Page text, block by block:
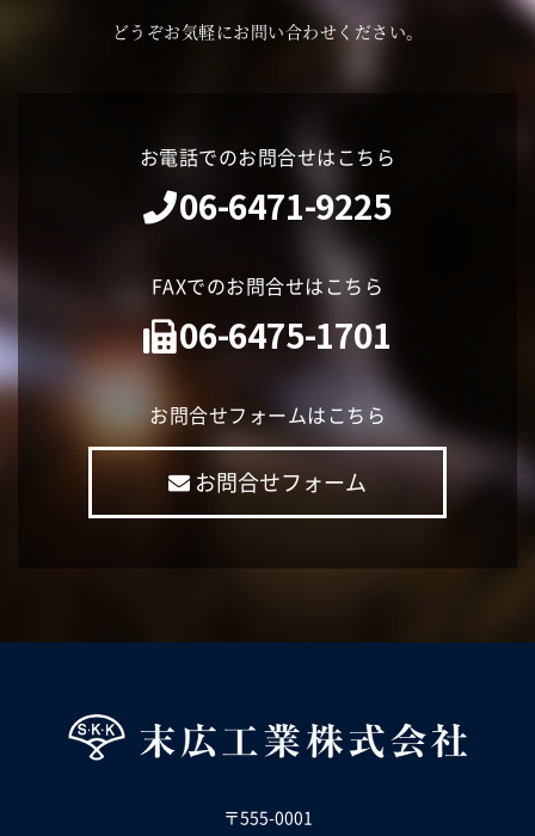
どうぞお気軽にお問い合わせください。
お電話でのお問合せはこちら
06-6471-9225
FAXでのお問合せはこちら
06-6475-1701
お問合せフォームはこちら
お問合せフォーム
〒555-0001